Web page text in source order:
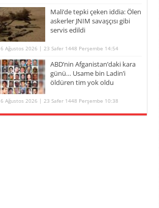
Mali’de tepki çeken iddia: Ölen
askerler JNIM savaşçısı gibi
servis edildi
6 Ağustos 2026 | 23 Safer 1448 Perşembe 14:54
ABD’nin Afganistan’daki kara
günü… Usame bin Ladin’i
öldüren tim yok oldu
6 Ağustos 2026 | 23 Safer 1448 Perşembe 10:38